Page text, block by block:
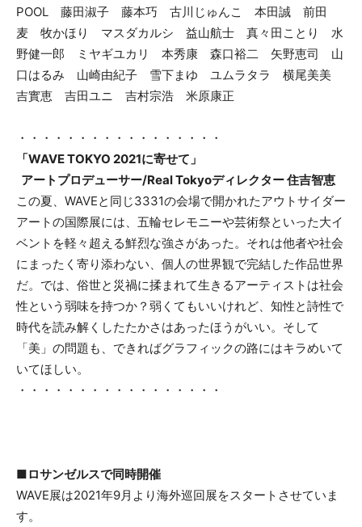
POOL 藤田淑子 藤本巧 古川じゅんこ 本田誠 前田
麦 牧かほり マスダカルシ 益山航士 真々田ことり 水
野健一郎 ミヤギユカリ 本秀康 森口裕二 矢野恵司 山
口はるみ 山崎由紀子 雪下まゆ ユムラタラ 横尾美美
吉實恵 吉田ユニ 吉村宗浩 米原康正
・・・・・・・・・・・・・・・・・
「WAVE TOKYO 2021に寄せて」
アートプロデューサー/Real Tokyoディレクター 住吉智恵
この夏、WAVEと同じ3331の会場で開かれたアウトサイダー
アートの国際展には、五輪セレモニーや芸術祭といった大イ
ベントを軽々超える鮮烈な強さがあった。それは他者や社会
にまったく寄り添わない、個人の世界観で完結した作品世界
だ。では、俗世と災禍に揉まれて生きるアーティストは社会
性という弱味を持つか？弱くてもいいけれど、知性と詩性で
時代を読み解くしたたかさはあったほうがいい。そして
「美」の問題も、できればグラフィックの路にはキラめいて
いてほしい。
・・・・・・・・・・・・・・・・・
■ロサンゼルスで同時開催
WAVE展は2021年9月より海外巡回展をスタートさせていま
す。